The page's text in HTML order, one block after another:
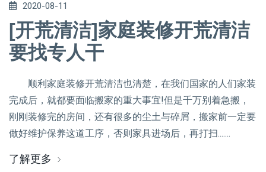
2020-08-11
[开荒清洁]家庭装修开荒清洁
要找专人干
顺利家庭装修开荒清洁也清楚，在我们国家的人们家装
完成后，就都要面临搬家的重大事宜!但是千万别着急搬，
刚刚装修完的房间，还有很多的尘土与碎屑，搬家前一定要
做好维护保养这道工序，否则家具进场后，再打扫.......
了解更多